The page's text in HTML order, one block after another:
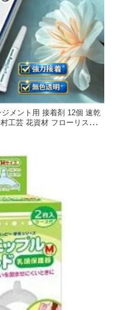
メント用 接着剤 12個 速乾
工芸 花資材 フローリスト道
アレンジメントの補強 造花